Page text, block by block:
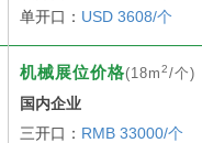
单开口： USD 3608/个
机械展位价格(18m2/个)
国内企业
三开口： RMB 33000/个